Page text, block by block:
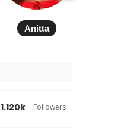
Anitta
1.120k Followers